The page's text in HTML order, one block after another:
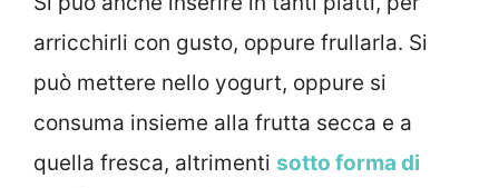
arricchirli con gusto, oppure frullarla. Si
può mettere nello yogurt, oppure si
consuma insieme alla frutta secca e a
quella fresca, altrimenti sotto forma di